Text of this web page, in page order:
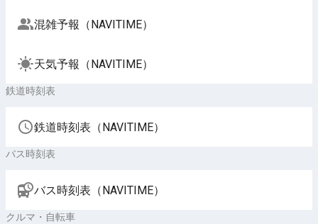
混雑予報（NAVITIME）
天気予報（NAVITIME）
鉄道時刻表
鉄道時刻表（NAVITIME）
バス時刻表
バス時刻表（NAVITIME）
クルマ・自転車